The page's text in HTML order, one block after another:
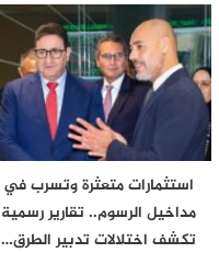
استثمارات متعثرة وتسرب في
مداخيل الرسوم.. تقارير رسمية
تكشف اختلالات تدبير الطرق…